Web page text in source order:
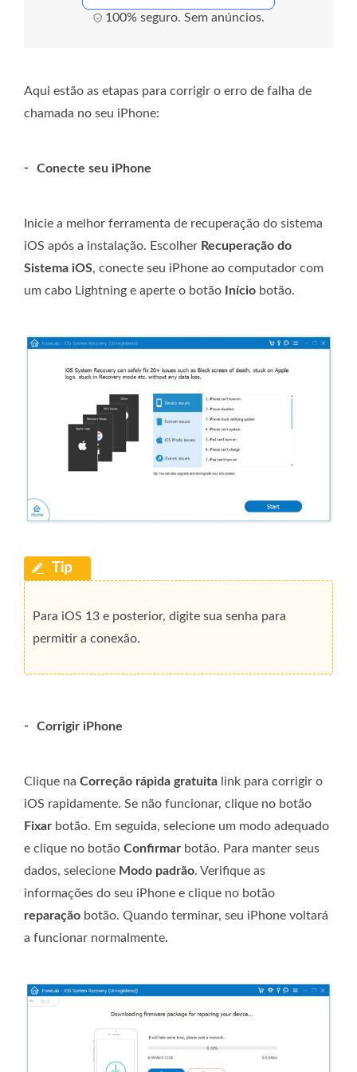
100% seguro. Sem anúncios.
Aqui estão as etapas para corrigir o erro de falha de
chamada no seu iPhone:
- Conecte seu iPhone
Inicie a melhor ferramenta de recuperação do sistema
iOS após a instalação. Escolher Recuperação do
Sistema iOS, conecte seu iPhone ao computador com
um cabo Lightning e aperte o botão
Início botão.
Para iOS 13 e posterior, digite sua senha para
permitir a conexão.
- Corrigir iPhone
Clique na Correção rápida gratuita link para corrigir o
iOS rapidamente. Se não funcionar, clique no botão
Fixar botão. Em seguida, selecione um modo adequado
e clique no botão Confirmar botão. Para manter seus
dados, selecione Modo padrão. Verifique as
informações do seu iPhone e clique no botão
reparação botão. Quando terminar, seu iPhone voltará
a funcionar normalmente.